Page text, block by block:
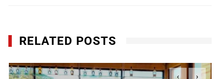
RELATED POSTS
‹ ›